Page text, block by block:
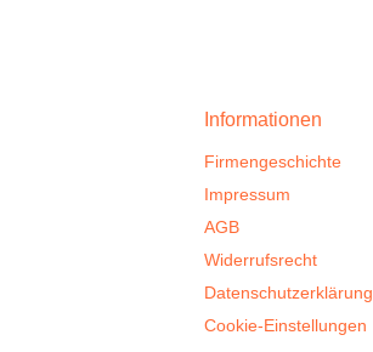
Informationen
Firmengeschichte
Impressum
AGB
Widerrufsrecht
Datenschutzerklärung
Cookie-Einstellungen